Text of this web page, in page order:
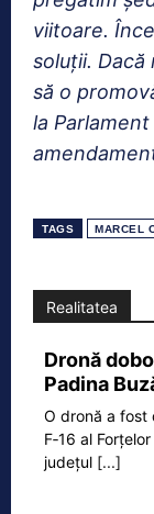
viitoare.
soluţii. Dacă
să o
la
TAGS MARCEL
Realitatea
Dronă
Padina
O dronă a fost
F‑16 al
județul [...]